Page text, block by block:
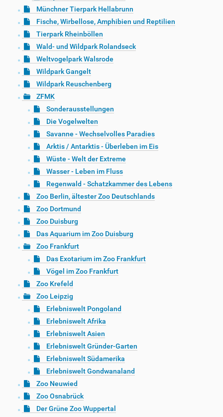
Münchner Tierpark Hellabrunn
Fische, Wirbellose, Amphibien und Reptilien
Tierpark Rheinböllen
Wald- und Wildpark Rolandseck
Weltvogelpark Walsrode
Wildpark Gangelt
Wildpark Reuschenberg
ZFMK
Sonderausstellungen
Die Vogelwelten
Savanne - Wechselvolles Paradies
Arktis / Antarktis - Überleben im Eis
Wüste - Welt der Extreme
Wasser - Leben im Fluss
Regenwald - Schatzkammer des Lebens
Zoo Berlin, ältester Zoo Deutschlands
Zoo Dortmund
Zoo Duisburg
Das Aquarium im Zoo Duisburg
Zoo Frankfurt
Das Exotarium im Zoo Frankfurt
Vögel im Zoo Frankfurt
Zoo Krefeld
Zoo Leipzig
Erlebniswelt Pongoland
Erlebniswelt Afrika
Erlebniswelt Asien
Erlebniswelt Gründer-Garten
Erlebniswelt Südamerika
Erlebniswelt Gondwanaland
Zoo Neuwied
Zoo Osnabrück
Der Grüne Zoo Wuppertal